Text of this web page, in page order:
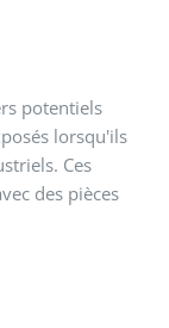
potentiels
lorsqu'ils
Ces
des pièces